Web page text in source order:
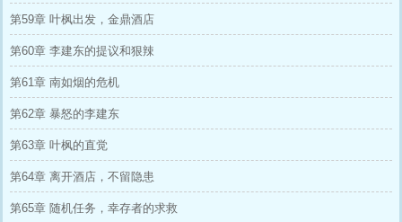
第59章 叶枫出发，金鼎酒店
第60章 李建东的提议和狠辣
第61章 南如烟的危机
第62章 暴怒的李建东
第63章 叶枫的直觉
第64章 离开酒店，不留隐患
第65章 随机任务，幸存者的求救